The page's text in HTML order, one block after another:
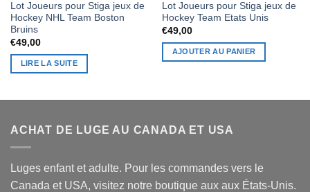
Lot Joueurs pour Stiga jeux de
Hockey NHL Team Boston
Bruins
€49,00
LIRE LA SUITE
Lot Joueurs pour Stiga jeux de
Hockey Team Etats Unis
€49,00
AJOUTER AU PANIER
ACHAT DE LUGE AU CANADA ET USA
Luges enfant et adulte. Pour les commandes vers le
Canada et USA, visitez notre boutique aux aux États-Unis.